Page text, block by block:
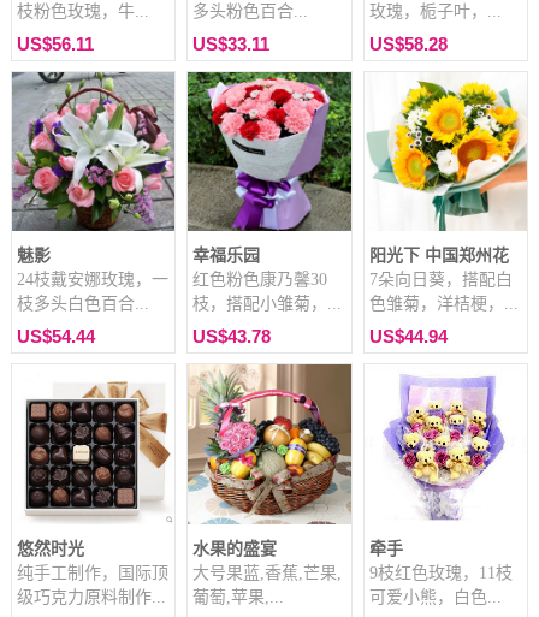
枝粉色玫瑰，牛...
US$56.11
多头粉色百合...
US$33.11
玫瑰，栀子叶，...
US$58.28
魅影
24枝戴安娜玫瑰，一
枝多头白色百合...
US$54.44
幸福乐园
红色粉色康乃馨30
枝，搭配小雏菊，...
US$43.78
阳光下 中国郑州花
7朵向日葵，搭配白
色雏菊，洋桔梗，...
US$44.94
悠然时光
纯手工制作，国际顶
级巧克力原料制作...
水果的盛宴
大号果蓝,香蕉,芒果,
葡萄,苹果,...
牵手
9枝红色玫瑰，11枝
可爱小熊，白色...